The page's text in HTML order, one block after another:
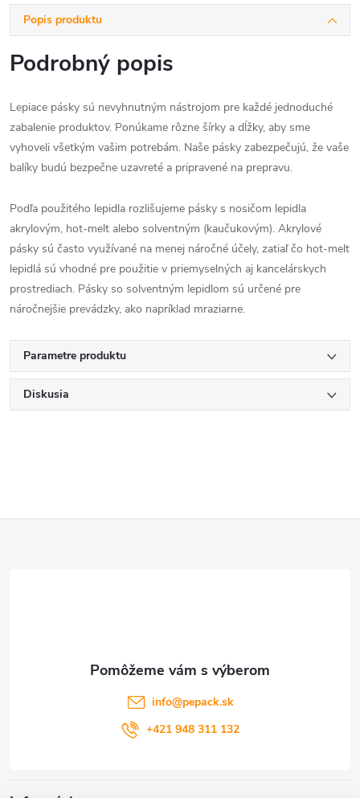
Popis produktu
Podrobný popis
Lepiace pásky sú nevyhnutným nástrojom pre každé jednoduché
zabalenie produktov. Ponúkame rôzne šírky a dĺžky, aby sme
vyhoveli všetkým vašim potrebám. Naše pásky zabezpečujú, že vaše
balíky budú bezpečne uzavreté a pripravené na prepravu.
Podľa použitého lepidla rozlišujeme pásky s nosičom lepidla
akrylovým, hot-melt alebo solventným (kaučukovým). Akrylové
pásky sú často využívané na menej náročné účely, zatiaľ čo hot-melt
lepidlá sú vhodné pre použitie v priemyselných aj kancelárskych
prostrediach. Pásky so solventným lepidlom sú určené pre
náročnejšie prevádzky, ako napríklad mraziarne.
Parametre produktu
Diskusia
e
info@pepack.sk
+421 948 311 132